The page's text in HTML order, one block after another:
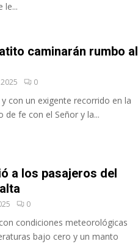
le...
caminarán rumbo al
0
con un exigente recorrido en la
de fe con el Señor y la...
a los pasajeros del
0
condiciones meteorológicas
bajo cero y un manto